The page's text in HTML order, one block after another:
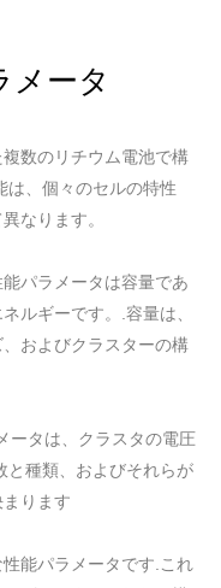
メータ
数のリチウム電池で構
は、個々のセルの特性
なります。
パラメータは容量であ
ルギーです。.容量は、
およびクラスターの構
ータは、クラスタの電圧
と種類、およびそれらが
ります
能パラメータです.これ